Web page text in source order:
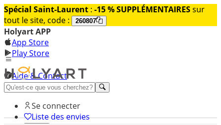
Spécial Saint-Laurent : -15 % SUPPLÉMENTAIRESsur
tout le site, code :
260807
Holyart APP
App Store
Play Store
Aide & Contact
Découvrez Premium
Se connecter
Liste des envies